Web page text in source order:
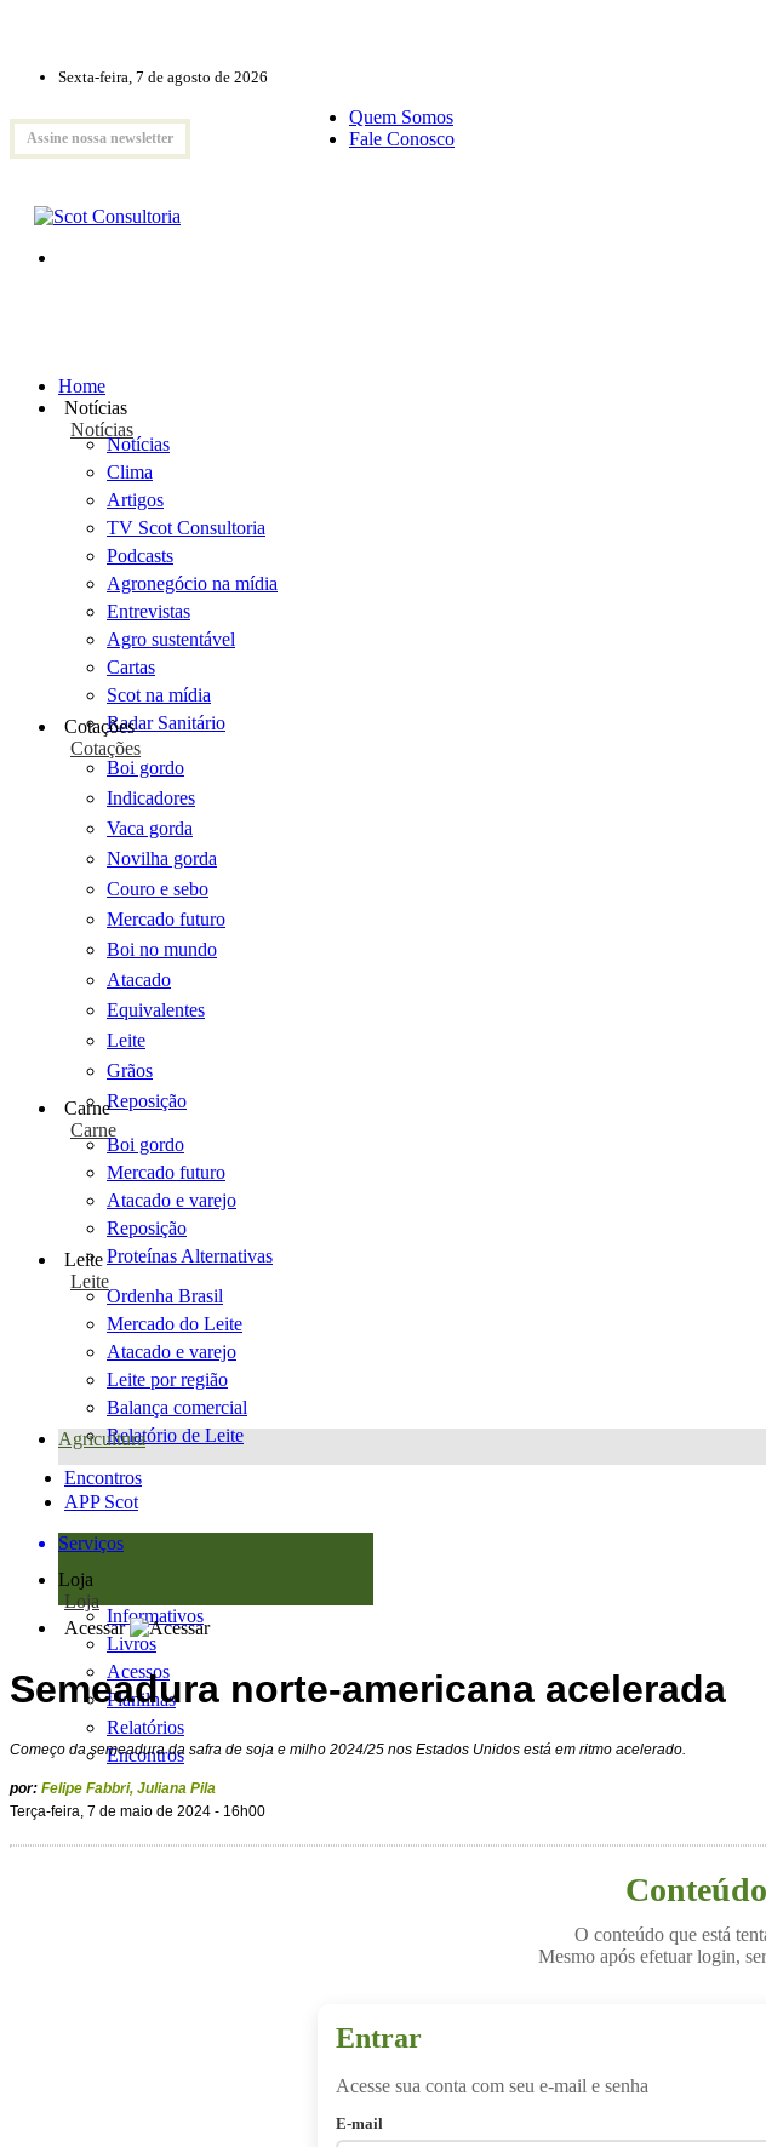
Sexta-feira, 7 de agosto de 2026
Assine nossa newsletter
Quem Somos
Fale Conosco
Home
Notícias
Notícias
Notícias
Clima
Artigos
TV Scot Consultoria
Podcasts
Agronegócio na mídia
Entrevistas
Agro sustentável
Cartas
Scot na mídia
Radar Sanitário
Cotações
Cotações
Boi gordo
Indicadores
Vaca gorda
Novilha gorda
Couro e sebo
Mercado futuro
Boi no mundo
Atacado
Equivalentes
Leite
Grãos
Reposição
Carne
Carne
Boi gordo
Mercado futuro
Atacado e varejo
Reposição
Proteínas Alternativas
Leite
Leite
Ordenha Brasil
Mercado do Leite
Atacado e varejo
Leite por região
Balança comercial
Relatório de Leite
Agricultura
Encontros
APP Scot
Serviços
Loja
Loja
Informativos
Livros
Acessos
Planilhas
Relatórios
Encontros
Acessar
Semeadura norte-americana acelerada
Começo da semeadura da safra de soja e milho 2024/25 nos Estados Unidos está em ritmo acelerado.
por: Felipe Fabbri, Juliana Pila
Terça-feira, 7 de maio de 2024 - 16h00
O conteúdo que está
Mesmo após efetuar login,
Entrar
Acesse sua conta com seu e-mail e senha
E-mail